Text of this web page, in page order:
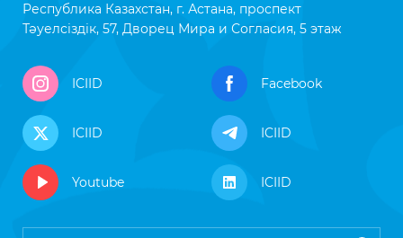
Республика Казахстан, г. Астана, проспект
Тәуелсіздік, 57, Дворец Мира и Согласия, 5 этаж
ICIID Facebook
ICIID ICIID
Youtube ICIID